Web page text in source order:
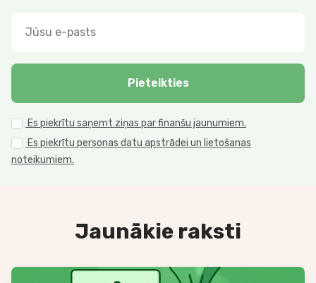
Pieteikties
Es piekrītu saņemt ziņas par finanšu jaunumiem.
Es piekrītu personas datu apstrādei un lietošanas
noteikumiem.
Jaunākie raksti